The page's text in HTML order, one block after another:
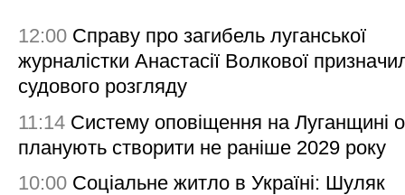
12:00 Справу про загибель луганської
журналістки Анастасії Волкової
судового розгляду
11:14 Систему оповіщення на Луганщині
планують створити не раніше 2029 року
10:00 Соціальне житло в Україні: Шуляк